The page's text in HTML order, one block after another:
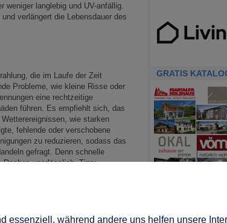
weniger langlebig und UV-anfällig.
verlängert die Lebensdauer des
die im Laufe der Zeit
Probleme, wie kleine Risse oder
eine rechtzeitige
führen. Es empfiehlt sich, das
wie starken
fehlende oder verschobene
zu reduzieren, sodass das
gefragt. Denn schnelle
Daches unerlässlich. Tipp:
GRATIS
essenziell, während andere uns helfen unsere